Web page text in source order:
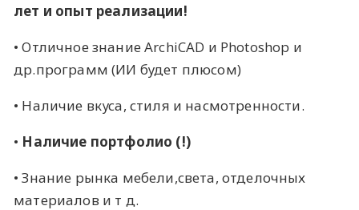
лет и опыт реализации!
• Отличное знание ArchiCAD и Photoshop и
др.программ (ИИ будет плюсом)
• Наличие вкуса, стиля и насмотренности.
• Наличие портфолио (!)
• Знание рынка мебели,света, отделочных
материалов и т д.